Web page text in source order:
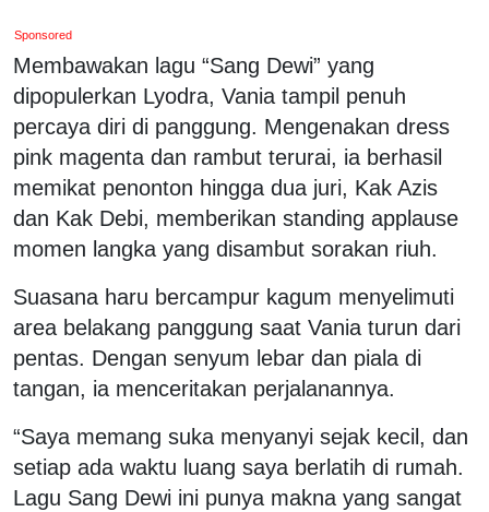
Sponsored
Membawakan lagu “Sang Dewi” yang
dipopulerkan Lyodra, Vania tampil penuh
percaya diri di panggung. Mengenakan dress
pink magenta dan rambut terurai, ia berhasil
memikat penonton hingga dua juri, Kak Azis
dan Kak Debi, memberikan standing applause
momen langka yang disambut sorakan riuh.
Suasana haru bercampur kagum menyelimuti
area belakang panggung saat Vania turun dari
pentas. Dengan senyum lebar dan piala di
tangan, ia menceritakan perjalanannya.
“Saya memang suka menyanyi sejak kecil, dan
setiap ada waktu luang saya berlatih di rumah.
Lagu Sang Dewi ini punya makna yang sangat